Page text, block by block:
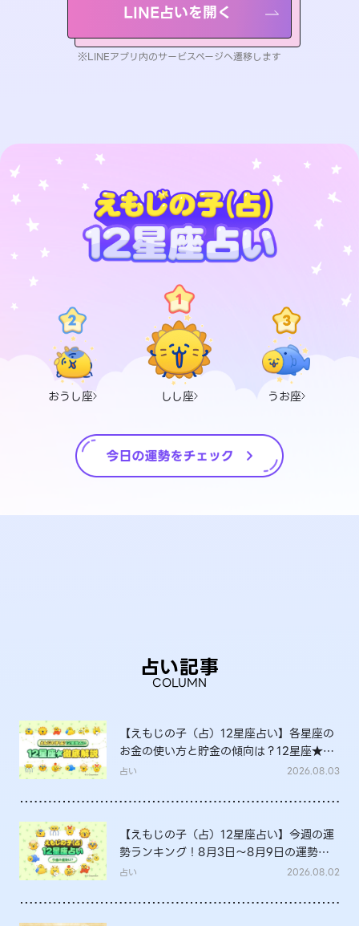
LINE占いを開く
※LINEアプリ内のサービスページへ遷移します
おうし座 しし座 うお座
占い記事
COLUMN
【えもじの子（占）12星座占い】各星座の
お金の使い方と貯金の傾向は？12星座★徹
底解説
占い 2026.08.03
【えもじの子（占）12星座占い】今週の運
勢ランキング！8月3日～8月9日の運勢
は？
占い 2026.08.02